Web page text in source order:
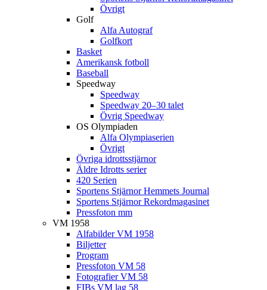
Övrigt
Golf
Alfa Autograf
Golfkort
Basket
Amerikansk fotboll
Baseball
Speedway
Speedway
Speedway 20–30 talet
Övrig Speedway
OS Olympiaden
Alfa Olympiaserien
Övrigt
Övriga idrottsstjärnor
Äldre Idrotts serier
420 Serien
Sportens Stjärnor Hemmets Journal
Sportens Stjärnor Rekordmagasinet
Pressfoton mm
VM 1958
Alfabilder VM 1958
Biljetter
Program
Pressfoton VM 58
Fotografier VM 58
FIBs VM lag 58